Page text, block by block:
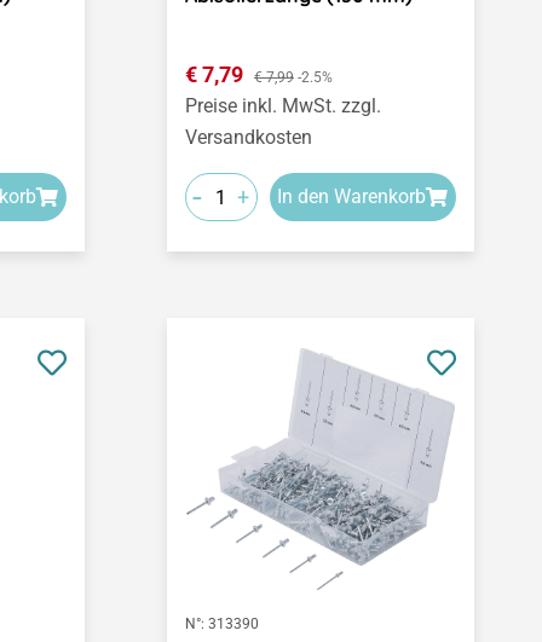
Verkaufspreis:
€ 7,79 Regulärer Preis:
€ 7,99 -2.5%
Preise inkl. MwSt. zzgl.
Versandkosten
- + In den Warenkorb
N°: 313390